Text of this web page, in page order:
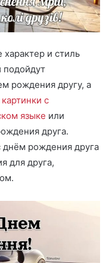
и стиль
подойдут
рождения другу, а
с
языке или
друга.
днём рождения друга
для друга,